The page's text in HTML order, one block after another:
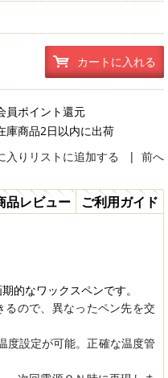
カートに入れる
員ポイント還元
庫商品2日以内に出荷
入りリストに追加する
| 前へ
品レビュー
ご利用ガイド
的なワックスペンです。
るので、異なったペン先を交
設定が可能。正確な温度管